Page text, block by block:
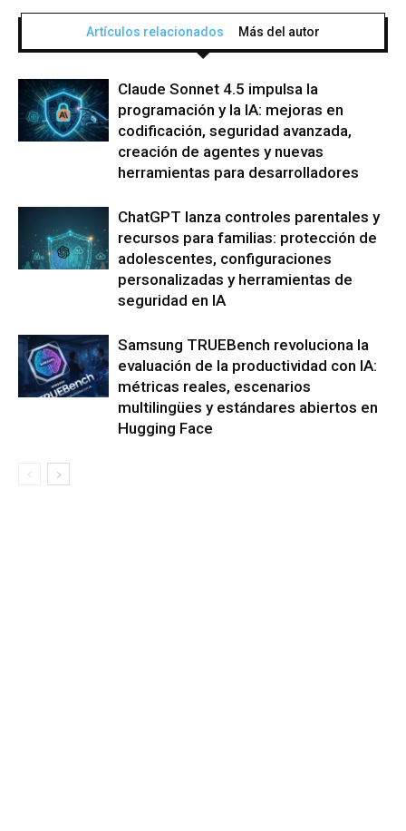
Artículos relacionados Más del autor
Claude Sonnet 4.5 impulsa la
programación y la IA: mejoras en
codificación, seguridad avanzada,
creación de agentes y nuevas
herramientas para desarrolladores
ChatGPT lanza controles parentales y
recursos para familias: protección de
adolescentes, configuraciones
personalizadas y herramientas de
seguridad en IA
Samsung TRUEBench revoluciona la
evaluación de la productividad con IA:
métricas reales, escenarios
multilingües y estándares abiertos en
Hugging Face